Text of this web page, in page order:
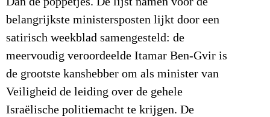
belangrijkste ministersposten lijkt door een
satirisch weekblad samengesteld: de
meervoudig veroordeelde Itamar Ben-Gvir is
de grootste kanshebber om als minister van
Veiligheid de leiding over de gehele
Israëlische politiemacht te krijgen. De